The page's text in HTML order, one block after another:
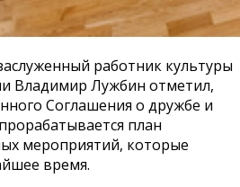
работник культуры
Владимир Лужбин отметил,
Соглашения о дружбе и
план
мероприятий, которые
время.